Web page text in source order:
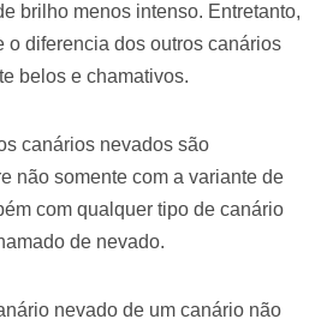
brilho menos intenso. Entretanto,
o diferencia dos outros canários
belos e chamativos.
canários nevados são
não somente com a variante de
com qualquer tipo de canário
de nevado.
nevado de um canário não